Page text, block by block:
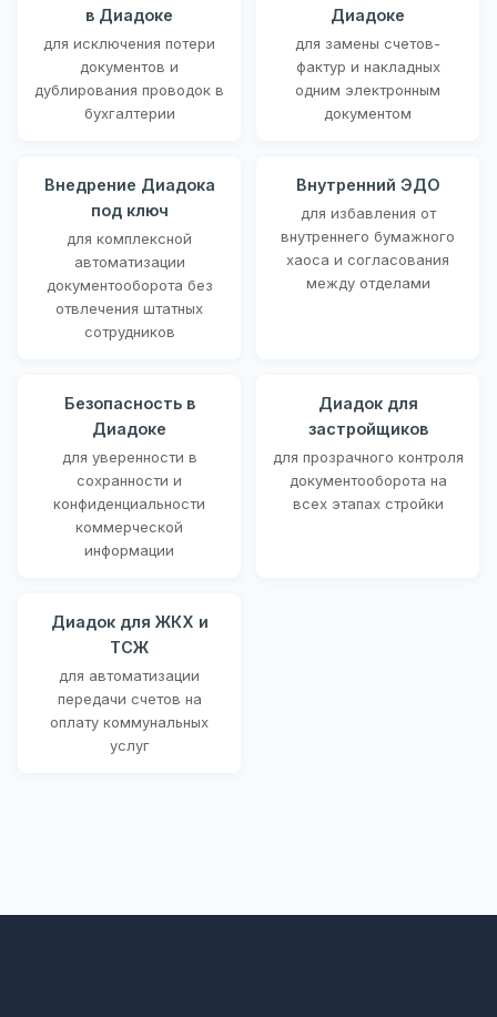
в Диадоке
для исключения потери
документов и
дублирования проводок в
бухгалтерии
Диадоке
для замены счетов-
фактур и накладных
одним электронным
документом
Внедрение Диадока
под ключ
для комплексной
автоматизации
документооборота без
отвлечения штатных
сотрудников
Внутренний ЭДО
для избавления от
внутреннего бумажного
хаоса и согласования
между отделами
Безопасность в
Диадоке
для уверенности в
сохранности и
конфиденциальности
коммерческой
информации
Диадок для
застройщиков
для прозрачного контроля
документооборота на
всех этапах стройки
Диадок для ЖКХ и
ТСЖ
для автоматизации
передачи счетов на
оплату коммунальных
услуг